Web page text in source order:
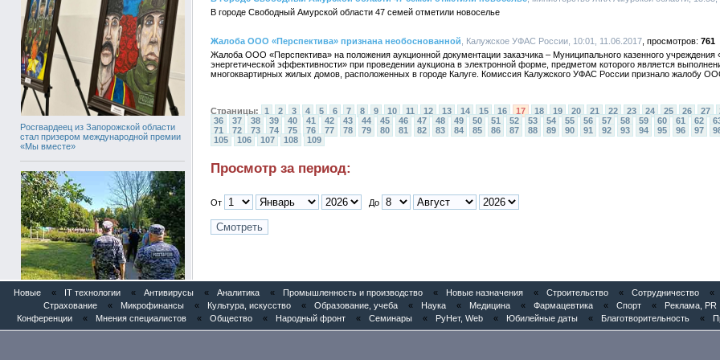
Росгвардеец из Запорожской области
стал призером международной премии
«Мы вместе»
Росгвардейцы обеспечили
безопасность во время празднования
Дня ВДВ
В городе Свободный Амурской области 47 семей отметили новоселье
Жалоба ООО «Перспектива» признана необоснованной , Калужское УФАС России, 10:01, 11.06.2017
761
Жалоба ООО «Перспектива» на положения аукционной документации заказчика – Муниципального казенного
энергетической эффективности» при проведении аукциона в электронной форме, предметом которого является
многоквартирных жилых домов, расположенных в городе Калуге. Комиссия Калужского УФАС России признало жалобу
Страницы: 1 2 3 4 5 6 7 8 9 10 11 12 13 14 15 16 17 18 19 20 21 22 23 24 25 26 27
36
37 38 39 40 41 42 43 44 45 46 47 48 49 50 51 52 53 54 55 56 57 58 59 60 61 62
71
72 73 74 75 76 77 78 79 80 81 82 83 84 85 86 87 88 89 90 91 92 93 94 95 96 97
105
106 107 108 109
Просмотр за период:
От До
Новые « IT технологии « Антивирусы « Аналитика « Промышленность и производство « Новые назначения « Строительство « Сотрудничество «
Страхование
« Микрофинансы « Культура, искусство « Образование, учеба « Наука « Медицина « Фармацевтика « Спорт « Реклама, PR
Конференции
« Мнения специалистов « Общество « Народный фронт « Семинары « РуНет, Web « Юбилейные даты « Благотворительность «